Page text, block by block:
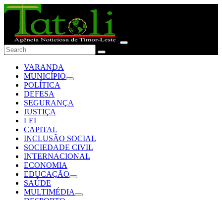
VARANDA
MUNICÍPIO
POLÍTICA
DEFESA
SEGURANÇA
JUSTIÇA
LEI
CAPITAL
INCLUSÃO SOCIAL
SOCIEDADE CIVIL
INTERNACIONAL
ECONOMIA
EDUCAÇÃO
SAÚDE
MULTIMÉDIA